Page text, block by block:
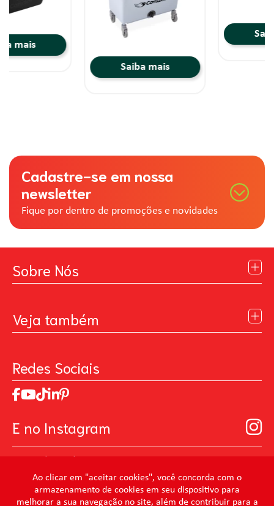
Ao clicar em "aceitar cookies", você concorda com o
armazenamento de cookies em seu dispositivo para
melhorar a sua navegação no site, além de contribuir para a
Saiba mais
Saiba mais
Cadastre-se em nossa
newsletter
Fique por dentro de promoções e novidades
Sobre Nós
Contato
Trabalhe Conosco
Relatório de Sustentabilidade 2025
Código de ética
Acionistas
Prevenir Não Dói
Veja também
MasterChef
Art Of Love
Seja um distribuidor de Limpeza Profissional
Redes Sociais
E no Instagram
@mundocondor
@condorbeleza
@condorlimpeza